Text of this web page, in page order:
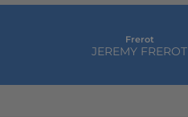
Frerot
JEREMY FREROT